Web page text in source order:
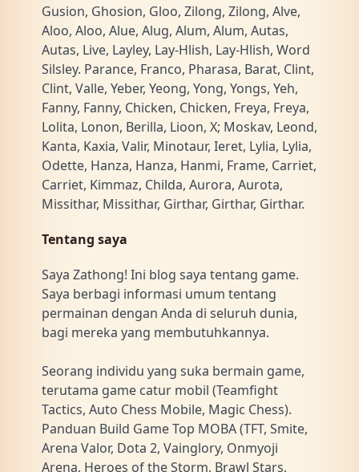
Gusion, Ghosion, Gloo, Zilong, Zilong, Alve,
Aloo, Aloo, Alue, Alug, Alum, Alum, Autas,
Autas, Live, Layley, Lay-Hlish, Lay-Hlish, Word
Silsley. Parance, Franco, Pharasa, Barat, Clint,
Clint, Valle, Yeber, Yeong, Yong, Yongs, Yeh,
Fanny, Fanny, Chicken, Chicken, Freya, Freya,
Lolita, Lonon, Berilla, Lioon, X; Moskav, Leond,
Kanta, Kaxia, Valir, Minotaur, Ieret, Lylia, Lylia,
Odette, Hanza, Hanza, Hanmi, Frame, Carriet,
Carriet, Kimmaz, Childa, Aurora, Aurota,
Missithar, Missithar, Girthar, Girthar, Girthar.
Tentang saya
Saya Zathong! Ini blog saya tentang game.
Saya berbagi informasi umum tentang
permainan dengan Anda di seluruh dunia,
bagi mereka yang membutuhkannya.
Seorang individu yang suka bermain game,
terutama game catur mobil (Teamfight
Tactics, Auto Chess Mobile, Magic Chess).
Panduan Build Game Top MOBA (TFT, Smite,
Arena Valor, Dota 2, Vainglory, Onmyoji
Arena, Heroes of the Storm, Brawl Stars,